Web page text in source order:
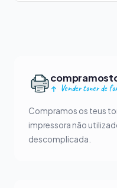
Vender toner de
Compramos os teus
impressora não
descomplicada.